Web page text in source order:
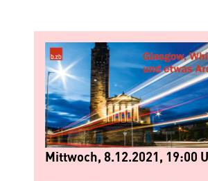
Mittwoch, 8.12.2021, 19:00